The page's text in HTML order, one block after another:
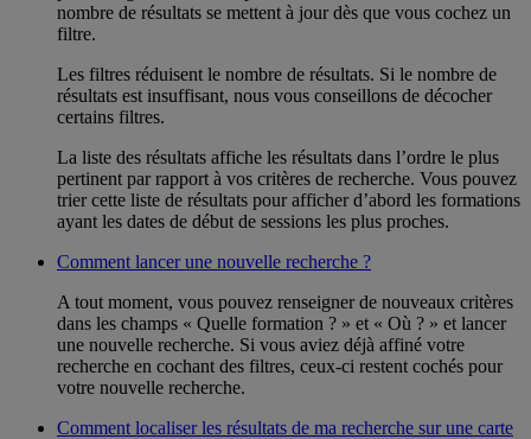
nombre de résultats se mettent à jour dès que vous cochez un
filtre.
Les filtres réduisent le nombre de résultats. Si le nombre de
résultats est insuffisant, nous vous conseillons de décocher
certains filtres.
La liste des résultats affiche les résultats dans l’ordre le plus
pertinent par rapport à vos critères de recherche. Vous pouvez
trier cette liste de résultats pour afficher d’abord les formations
ayant les dates de début de sessions les plus proches.
Comment lancer une nouvelle recherche ?
A tout moment, vous pouvez renseigner de nouveaux critères
dans les champs « Quelle formation ? » et « Où ? » et lancer
une nouvelle recherche. Si vous aviez déjà affiné votre
recherche en cochant des filtres, ceux-ci restent cochés pour
votre nouvelle recherche.
Comment localiser les résultats de ma recherche sur une carte